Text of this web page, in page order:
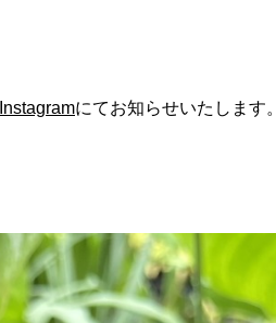
Instagramにてお知らせいたします。